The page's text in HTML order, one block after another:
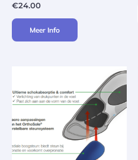
€24.00
Meer Info